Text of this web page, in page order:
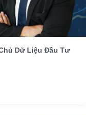
Dữ Liệu Đầu Tư